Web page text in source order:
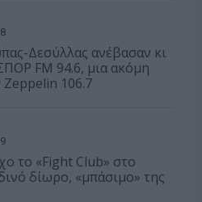
Δεσύλλας ανέβασαν κι
FM 94.6, μια ακόμη
Zeppelin 106.7
το «Fight Club» στο
δίωρο, «μπάσιμο» της